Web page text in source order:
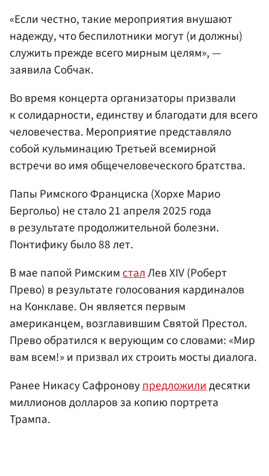
«Если честно, такие мероприятия внушают
надежду, что беспилотники могут (и должны)
служить прежде всего мирным целям», —
заявила Собчак.
Во время концерта организаторы призвали
к солидарности, единству и благодати для всего
человечества. Мероприятие представляло
собой кульминацию Третьей всемирной
встречи во имя общечеловеческого братства.
Папы Римского Франциска (Хорхе Марио
Бергольо) не стало 21 апреля 2025 года
в результате продолжительной болезни.
Понтифику было 88 лет.
В мае папой РимскимсталЛев XIV (Роберт
Прево) в результате голосования кардиналов
на Конклаве. Он является первым
американцем, возглавившим Святой Престол.
Прево обратился к верующим со словами: «Мир
вам всем!» и призвал их строить мосты диалога.
Ранее Никасу Сафроновупредложилидесятки
миллионов долларов за копию портрета
Трампа.